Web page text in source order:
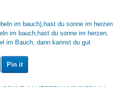
Pin it